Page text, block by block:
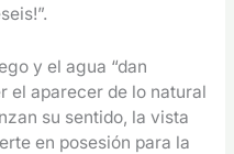
y el agua “dan
el aparecer de lo natural
su sentido, la vista
en posesión para la